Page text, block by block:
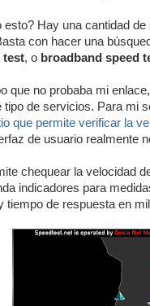
esto? Hay una cantidad
con hacer una
test, o broadband speed
que no probaba mi
tipo de servicios. Para mi
que permite verificar la
de usuario realmente
chequear la velocidad
indicadores para
tiempo de respuesta en